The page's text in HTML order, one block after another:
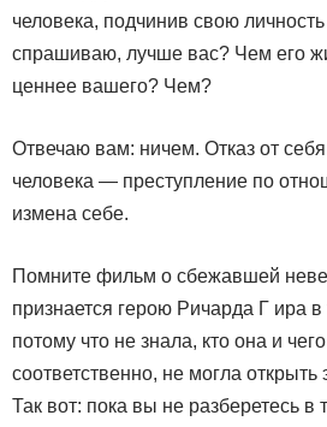
человека, подчинив свою
спрашиваю, лучше вас? Чем его
ценнее вашего? Чем?
Отвечаю вам: ничем. Отказ от себя
человека — преступление по
измена себе.
Помните фильм о сбежавшей
признается герою Ричарда Г ира в
потому что не знала, кто она и
соответственно, не могла
Так вот: пока вы не разберетесь в